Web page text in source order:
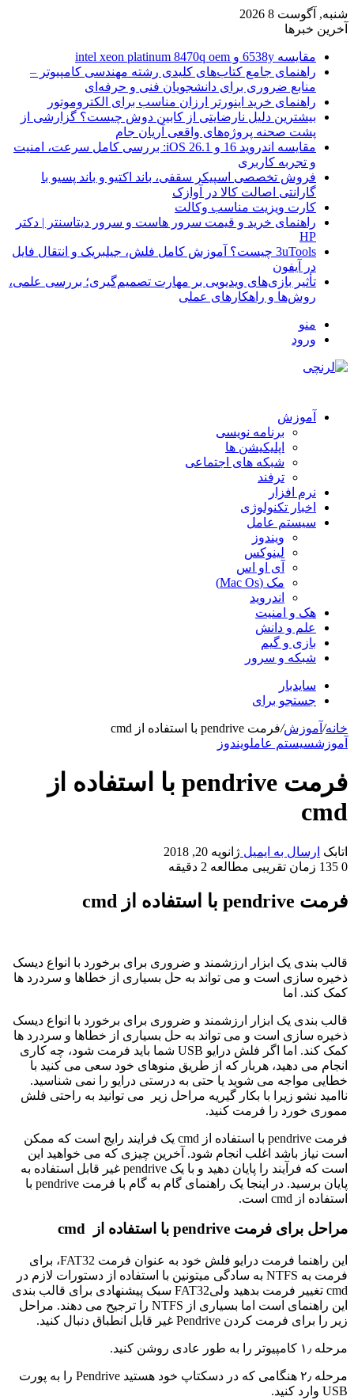
شنبه, آگوست 8 2026
آخرین خبرها
مقایسه 6538y و intel xeon platinum 8470q oem
راهنمای جامع کتاب‌های کلیدی رشته مهندسی کامپیوتر –
منابع ضروری برای دانشجویان فنی و حرفه‌ای
راهنمای خرید اینورتر ارزان مناسب برای الکتروموتور
بیشترین دلیل نارضایتی از کابین دوش چیست؟ گزارشی از
پشت صحنه پروژه‌های واقعی آریان جام
مقایسه اندروید 16 و iOS 26.1: بررسی کامل سرعت، امنیت
و تجربه کاربری
فروش تخصصی اسپیکر سقفی، باند اکتیو و باند پسیو با
گارانتی اصالت کالا در آوازک
کارت ویزیت مناسب وکالت
راهنمای خرید و قیمت سرور هاست و سرور دیتاسنتر | دکتر
HP
3uTools چیست؟ آموزش کامل فلش، جیلبریک و انتقال فایل
در آیفون
تأثیر بازی‌های ویدیویی بر مهارت تصمیم‌گیری؛ بررسی علمی،
روش‌ها و راهکارهای عملی
منو
ورود
آموزش
برنامه نویسی
اپلیکیشن ها
شبکه های اجتماعی
ترفند
نرم افزار
اخبار تکنولوژی
سیستم عامل
ویندوز
لینوکس
آی او اس
مک (Mac Os)
اندروید
هک و امنیت
علم و دانش
بازی و گیم
شبکه و سرور
سایدبار
جستجو برای
خانه/ آموزش/فرمت pendrive با استفاده از cmd
آموزشسیستم عاملویندوز
فرمت pendrive با استفاده از
cmd
اتابک ارسال به ایمیل ژانویه 20, 2018
0
زمان تقریبی مطالعه 2 دقیقه
فرمت pendrive با استفاده از cmd
قالب بندی یک ابزار ارزشمند و ضروری برای برخورد با انواع دیسک
ذخیره سازی است و می تواند به حل بسیاری از خطاها و سردرد ها
کمک کند. اما
قالب بندی یک ابزار ارزشمند و ضروری برای برخورد با انواع دیسک
ذخیره سازی است و می تواند به حل بسیاری از خطاها و سردرد ها
کمک کند. اما اگر فلش درایو USB شما باید فرمت شود، چه کاری
انجام می دهید، هربار که از طریق منوهای خود سعی می کنید با
خطایی مواجه می شوید یا حتی به درستی درایو را نمی شناسید.
ناامید نشو زیرا با بکار گیریه مراحل زیر می توانید به راحتی فلش
مموری خورد را فرمت کنید.
فرمت pendrive با استفاده از cmd یک فرایند رایج است که ممکن
است نیاز باشد اغلب انجام شود. آخرین چیزی که می خواهید این
است که فرآیند را پایان دهید و با یک pendrive غیر قابل استفاده به
پایان برسید.
در اینجا یک راهنمای گام به گام با فرمت pendrive با
استفاده از cmd است.
مراحل برای فرمت pendrive با استفاده از cmd
این راهنما فرمت درایو فلش خود به عنوان فرمت FAT32، برای
فرمت به NTFS به سادگی میتونین با استفاده از دستورات لازم در
cmd تغییر فرمت بدهید ولیFAT32 سبک پیشنهادی برای قالب بندی
این راهنمای است اما بسیاری از NTFS را ترجیح می دهند. مراحل
زیر را برای فرمت کردن Pendrive غیر قابل انطباق دنبال کنید.
مرحله ۱٫ کامپیوتر را به طور عادی روشن کنید .
مرحله ۲٫ هنگامی که در دسکتاپ خود هستید Pendrive را به پورت
USB وارد کنید
.